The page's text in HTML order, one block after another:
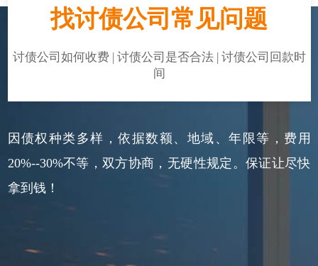
找讨债公司常见问题
讨债公司如何收费 | 讨债公司是否合法 | 讨债公司回款时
间
因债权种类多样，依据数额、地域、年限等，费用
20%--30%不等，双方协商，无硬性规定。保证让尽快
拿到钱！